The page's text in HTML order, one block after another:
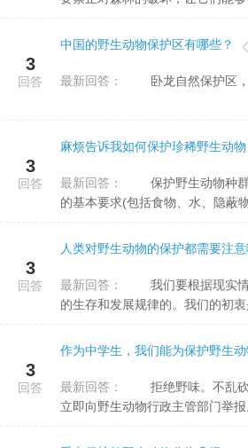
3
回答
中国的野生动物保护区有哪些？
最新回答： 卧龙自然保护区，
3
回答
麻烦告诉我如何保护珍稀野生动物
最新回答：
的基本要求(包括食物、水、隐蔽
3
回答
人类对野生动物的保护都需要注
最新回答：
的生存和发展规律的。我们的初
3
回答
作为中学生，我们能为保护野生
最新回答：
立即向野生动物行政主管部门举报